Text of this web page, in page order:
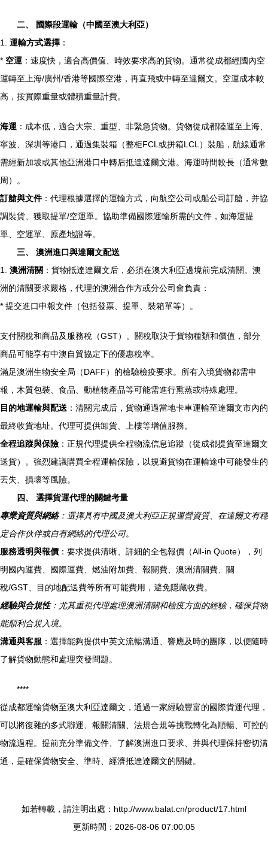
二、 國際段運輸（中國至澳大利亞）
1. 運輸方式選擇 ：
* 空運 ：速度快，適合高價值、時效要求高的貨物。通常從成都經國內空
運轉至上海/廣州/香港等國際空港，再直飛或中轉至達爾文。空運成本較
高，按實際重量或體積重量計費。
海運 ：成本低，適合大宗、重型、非緊急貨物。貨物從成都陸運至上海、
寧波、深圳等港口，通過集裝箱（整柜FCL或拼箱LCL）裝船，航線通常
需經新加坡或其他亞洲港口中轉后抵達達爾文港。海運時間較長（通常數
周）。
訂艙與文件：代理根據選擇的運輸方式，向航空公司或船公司訂艙，并協
調裝貨、獲取提單/空運單。協助準備國際運輸所需的文件，如海運提
單、空運單、原產地證等。
三、 澳洲進口與達爾文配送
1. 澳洲清關 ：貨物抵達達爾文后，必須在澳大利亞邊境前完成清關。澳
洲的清關要求嚴格，代理的澳洲合作方或分公司會負責：
* 提交進口申報文件（包括發票、提單、裝箱單等）。
支付關稅和商品及服務稅（GST）。關稅取決于貨物種類和價值，部分
商品可能享有中澳自貿協定下的優惠稅率。
滿足澳洲生物安全局（DAFF）的檢驗檢疫要求。所有入境貨物都需申
報，木質包裝、食品、動植物產品等可能需進行熏蒸或特殊處理。
目的地運輸與配送 ：清關完成后，貨物通過當地卡車運輸至達爾文市內的
最終收貨地址。代理可提供卸貨、上樓等增值服務。
全程追蹤與保險 ：正規代理提供全程物流信息追蹤（從成都提貨至達爾文
送貨）。強烈建議購買全程運輸保險，以規避貨物在運輸途中可能發生的
丟失、損壞等風險。
四、 選擇貨運代理的關鍵考量
專業資質與網絡：選擇具有中國及澳大利亞正規運營資質、在達爾文有穩
定合作伙伴或自有網絡的代理公司。
服務透明與報價 ：要求提供清晰、詳細的全包報價（All-in Quote），列
明國內運費、國際運費、燃油附加費、報關費、澳洲清關費、關
稅/GST、目的地配送費等所有可能費用，避免隱藏收費。
經驗與合規性：尤其重視代理處理澳洲清關和檢疫方面的經驗，確保貨物
能順利合規入境。
溝通與客服 ：選擇能夠提供中英文流暢溝通、響應及時的團隊，以便隨時
了解貨物動態和處理突發問題。
****
從成都運輸貨物至澳大利亞達爾文，通過一家經驗豐富的國際貨運代理，
可以將復雜的多式聯運、報關清關、法規合規等挑戰轉化為順暢、可控的
物流過程。提前充分準備文件、了解澳洲進口要求、并與代理保持密切溝
通，是確保貨物安全、準時、經濟抵達達爾文的關鍵。
如若轉載，請注明出處：http://www.balat.cn/product/17.html
更新時間：2026-08-06 07:00:05